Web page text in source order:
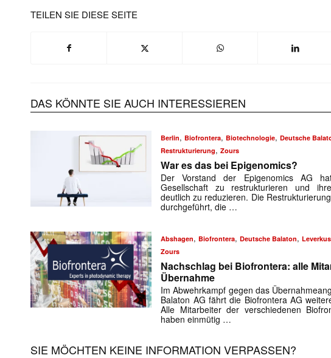
Mit dem
(erforderlich)
TEILEN SIE DIESE SEITE
DAS KÖNNTE SIE AUCH INTERESSIEREN
Berlin,Biofrontera,Biotechnologie,Deutsche
Restrukturierung,Zours
War es das bei Epigenomics?
Der Vorstand der Epigenomics AG
Gesellschaft zu restrukturieren und
deutlich zu reduzieren. Die
durchgeführt, die …
Abshagen,Biofrontera,Deutsche Balaton,
Zours
Nachschlag bei Biofrontera: alle
Übernahme
Im Abwehrkampf gegen das
Balaton AG fährt die Biofrontera AG
Alle Mitarbeiter der verschiedenen
haben einmütig …
SIE MÖCHTEN KEINE INFORMATION VERPASSEN?